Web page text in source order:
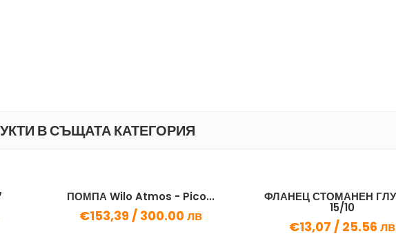
В СЪЩАТА КАТЕГОРИЯ
ПОМПА Wilo Atmos - Pico...
€153,39 / 300.00 лв
ФЛАНЕЦ СТОМАНЕН
15/10
€13,07 / 25.56 лв